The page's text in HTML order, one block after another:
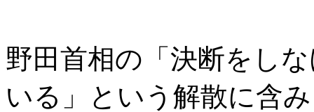
野田首相の「決断をし
いる」という解散に含